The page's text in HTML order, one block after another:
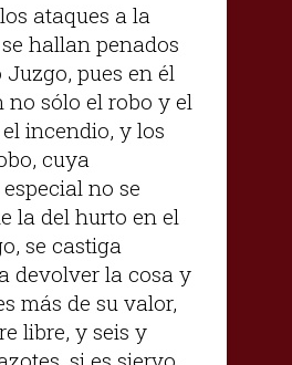
ataques a la
hallan penados
Juzgo, pues en él
no sólo el robo y el
incendio, y los
cuya
no se
la del hurto en el
se castiga
devolver la cosa y
más de su valor,
libre, y seis y